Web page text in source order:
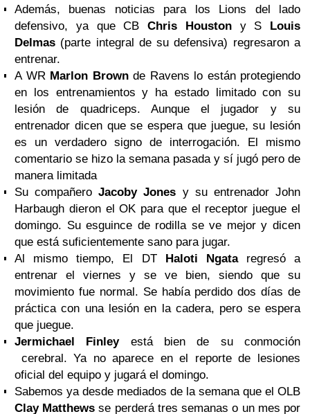
Además, buenas noticias para los Lions del lado
defensivo, ya que CB Chris Houstony S Louis
Delmas (parte integral de su defensiva) regresaron a
entrenar.
A WR Marlon Brownde Ravens lo están protegiendo
en los entrenamientos y ha estado limitado con su
lesión de quadriceps. Aunque el jugador y su
entrenador dicen que se espera que juegue, su lesión
es un verdadero signo de interrogación. El mismo
comentario se hizo la semana pasada y sí jugó pero de
manera limitada
Su compañeroJacoby Jones y su entrenador John
Harbaugh dieron el OK para que el receptor juegue el
domingo. Su esguince de rodilla se ve mejor y dicen
que está suficientemente sano para jugar.
Al mismo tiempo, El DT Haloti Ngataregresó a
entrenar el viernes y se ve bien, siendo que su
movimiento fue normal. Se había perdido dos días de
práctica con una lesión en la cadera, pero se espera
que juegue.
Jermichael Finleyestá bien de su conmoción
cerebral. Ya no aparece en el reporte de lesiones
oficial del equipo y jugará el domingo.
Sabemos ya desde mediados de la semana que el OLB
Clay Matthews se perderá tres semanas o un mes por